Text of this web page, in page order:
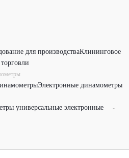
для производстваКлининговое
Электронные динамометры
универсальные электронные
-